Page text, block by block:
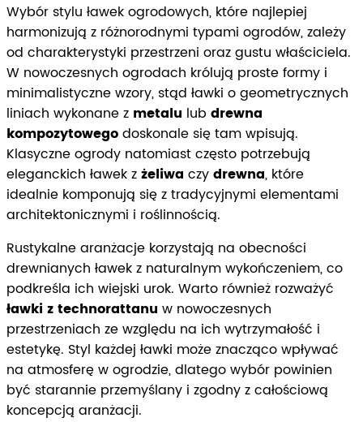
Wybór stylu ławek ogrodowych, które najlepiej
harmonizują z różnorodnymi typami ogrodów, zależy
od charakterystyki przestrzeni oraz gustu właściciela.
W nowoczesnych ogrodach królują proste formy i
minimalistyczne wzory, stąd ławki o geometrycznych
liniach wykonane z metalu lub drewna
kompozytowegodoskonale się tam wpisują.
Klasyczne ogrody natomiast często potrzebują
eleganckich ławek zżeliwa czydrewna, które
idealnie komponują się z tradycyjnymi elementami
architektonicznymi i roślinnością.
Rustykalne aranżacje korzystają na obecności
drewnianych ławek z naturalnym wykończeniem, co
podkreśla ich wiejski urok. Warto również rozważyć
ławki z technorattanu w nowoczesnych
przestrzeniach ze względu na ich wytrzymałość i
estetykę. Styl każdej ławki może znacząco wpływać
na atmosferę w ogrodzie, dlatego wybór powinien
być starannie przemyślany i zgodny z całościową
koncepcją aranżacji.